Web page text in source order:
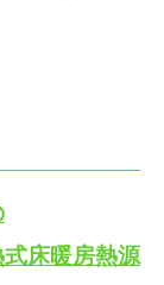
床暖房熱源